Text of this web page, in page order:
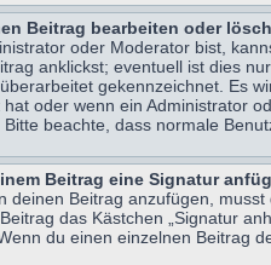
Beitrag bearbeiten oder
oder Moderator bist,
anklickst; eventuell ist dies
gekennzeichnet. Es
oder wenn ein Administrator
beachte, dass normale
Beitrag eine Signatur
deinen Beitrag anzufügen,
das Kästchen „Signatur
du einen einzelnen Beitrag